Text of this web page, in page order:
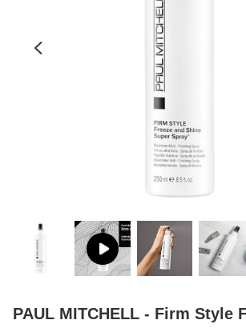
PAUL MITCHELL - Firm Style